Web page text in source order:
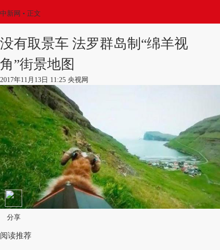
中新网 • 正文
没有取景车 法罗群岛制“绵羊视
角”街景地图
2017年11月13日 11:25 央视网
分享
阅读推荐